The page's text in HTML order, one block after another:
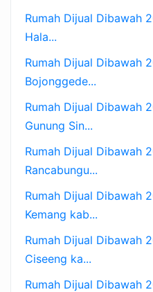
Rumah Dijual Dibawah
Hala...
Rumah Dijual Dibawah
Bojonggede...
Rumah Dijual Dibawah
Gunung Sin...
Rumah Dijual Dibawah
Rancabungu...
Rumah Dijual Dibawah
Kemang kab...
Rumah Dijual Dibawah
Ciseeng ka...
Rumah Dijual Dibawah